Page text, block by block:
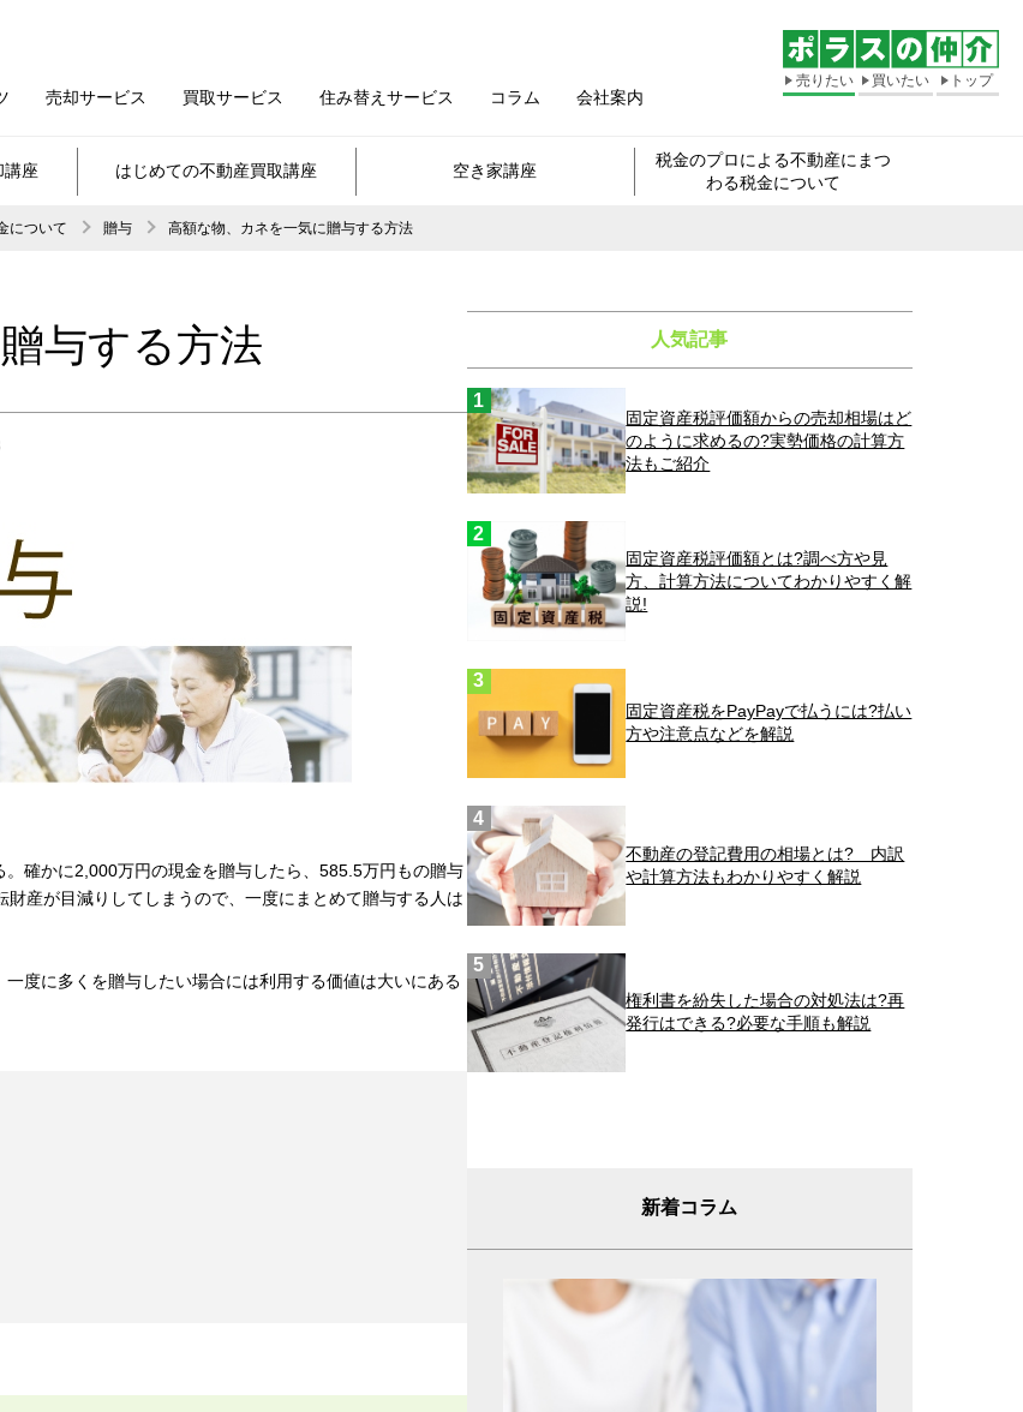
売却サービス 買取サービス 住み替えサービス コラム 会社案内
売りたい 買いたい トップ
講座 はじめての不動産買取講座 空き家講座
税金のプロによる不動産にまつ
わる税金について
について 贈与 高額な物、カネを一気に贈与する方法
与する方法
確かに2,000万円の現金を贈与したら、585.5万円もの贈与
産が目減りしてしまうので、一度にまとめて贈与する人は
度に多くを贈与したい場合には利用する価値は大いにある
人気記事
固定資産税評価額からの売却相場はど
のように求めるの?実勢価格の計算方
法もご紹介
固定資産税評価額とは?調べ方や見
方、計算方法についてわかりやすく解
説!
固定資産税をPayPayで払うには?払い
方や注意点などを解説
不動産の登記費用の相場とは? 内訳
や計算方法もわかりやすく解説
権利書を紛失した場合の対処法は?再
発行はできる?必要な手順も解説
新着コラム